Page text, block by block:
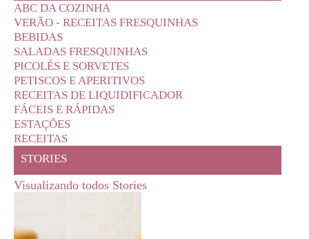
ABC DA COZINHA
VERÃO - RECEITAS FRESQUINHAS
BEBIDAS
SALADAS FRESQUINHAS
PICOLÉS E SORVETES
PETISCOS E APERITIVOS
RECEITAS DE LIQUIDIFICADOR
FÁCEIS E RÁPIDAS
ESTAÇÕES
RECEITAS
STORIES
Visualizando todos Stories